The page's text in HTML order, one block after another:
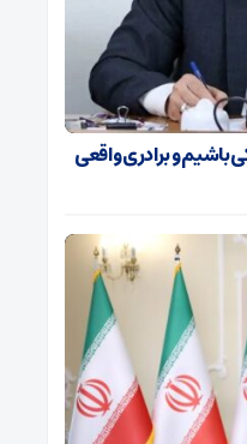
باشیم و برادری واقعی